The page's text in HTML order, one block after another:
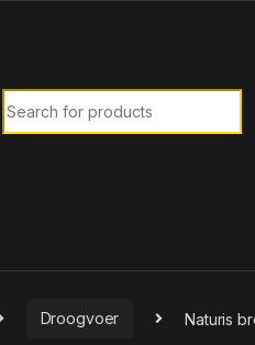
Search for:
Droogvoer Naturis